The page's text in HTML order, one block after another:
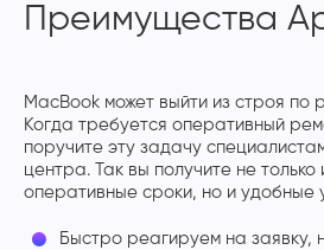
Преимущества
MacBook может выйти из строя по
Когда требуется оперативный
поручите эту задачу
центра. Так вы получите не
оперативные сроки, но и удобные
Быстро реагируем на заявку,